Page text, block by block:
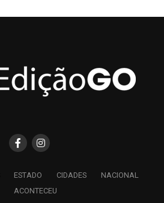
ESTADO CIDADES
NACIONAL
ACONTECEU